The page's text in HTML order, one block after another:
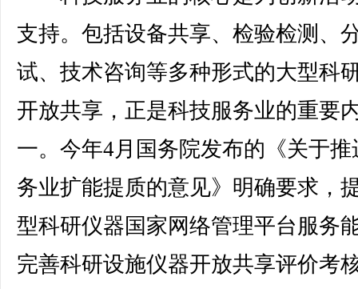
支持。包括设备共享、检验检测、
试、技术咨询等多种形式的大型科
开放共享，正是科技服务业的重要
一。今年4月国务院发布的《关于推
务业扩能提质的意见》明确要求，
型科研仪器国家网络管理平台服务
完善科研设施仪器开放共享评价考